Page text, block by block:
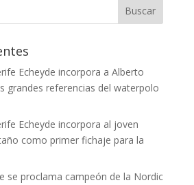
Echeyde incorpora a Alberto
grandes referencias del waterpolo
Echeyde incorpora al joven
como primer fichaje para la
se proclama campeón de la Nordic